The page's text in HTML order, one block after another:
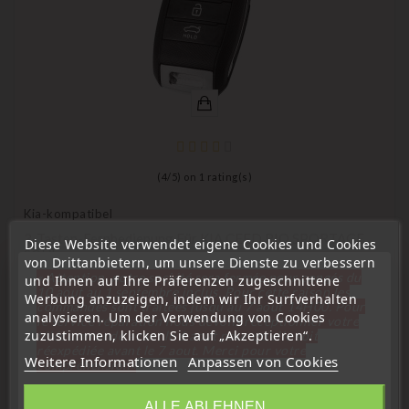
( 4/ 5) on 1 rating(s)
Kia-kompatibel
3-Tasten-Fernbedienung Für KIA CEED RIO SPORTAGE
SOUL
12,99 €Preis
Diese Website verwendet eigene Cookies und Cookies
von Drittanbietern, um unsere Dienste zu verbessern
und Ihnen auf Ihre Präferenzen zugeschnittene
Werbung anzuzeigen, indem wir Ihr Surfverhalten
analysieren. Um der Verwendung von Cookies
zuzustimmen, klicken Sie auf „Akzeptieren“.
Weitere Informationen Anpassen von Cookies
« Attention, notre société sera fermée pour congés du
10 aout au 1 septembre inclus. Pour cette raison les
commandes sont traitées jusqu'au 7 aout 14H00. Pour
le service réparation nous devons réceptionner votre
télécommande avant le 6 aout pour qu'elle soit
compréhension»
Schließen